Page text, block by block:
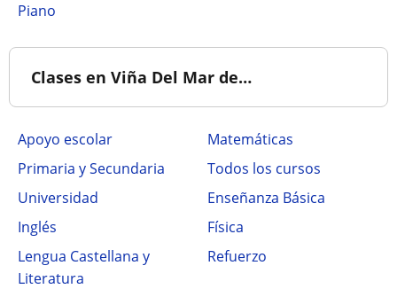
Piano
Clases en Viña Del Mar de…
Apoyo escolar
Matemáticas
Primaria y Secundaria
Todos los cursos
Universidad
Enseñanza Básica
Inglés
Física
Lengua Castellana y
Literatura
Refuerzo